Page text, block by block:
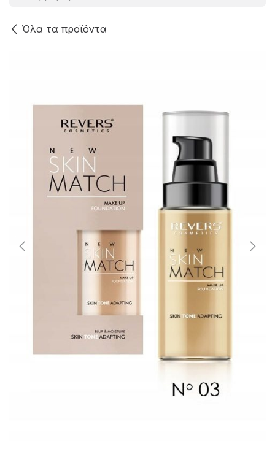
Όλα τα προϊόντα